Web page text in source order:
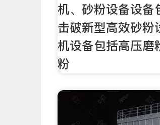
机、砂粉设备设备
击破新型高效砂粉
机设备包括高压磨
粉